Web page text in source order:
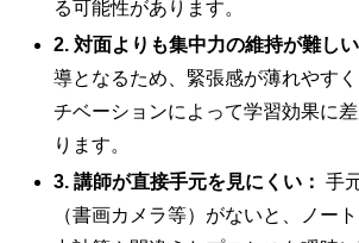
る可能性があります。
2. 対面よりも集中力の維持が難しい
導となるため、緊張感が薄れやす
チベーションによって学習効果に
ります。
3. 講師が直接手元を見にくい： 手
（書画カメラ等）がないと、ノー